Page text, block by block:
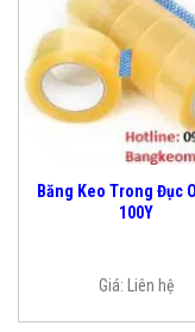
Băng Keo Trong Đục
100Y
Giá: Liên hệ